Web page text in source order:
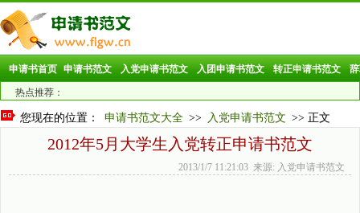
申请书首页 申请书范文 入党申请书范文 入团申请书范文 转正申请书范文
热点推荐：
您现在的位置： 申请书范文大全 >> 入党申请书范文 >> 正文
2012年5月大学生入党转正申请书范文
2013/1/7 11:21:03 来源: 入党申请书范文